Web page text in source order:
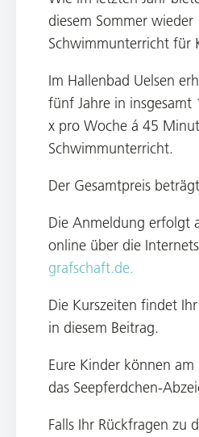
diesem Sommer wieder
Schwimmunterricht für
Im Hallenbad Uelsen
fünf Jahre in insgesamt
x pro Woche á 45
Schwimmunterricht.
Der Gesamtpreis
Die Anmeldung erfolgt
online über die
grafschaft.de.
Die Kurszeiten findet
in diesem Beitrag.
Eure Kinder können am
das Seepferdchen-
Falls Ihr Rückfragen zu